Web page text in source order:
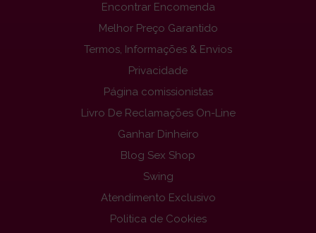
Encontrar Encomenda
Melhor Preço Garantido
Termos, Informações & Envios
Privacidade
Página comissionistas
Livro De Reclamações On-Line
Ganhar Dinheiro
Blog Sex Shop
Swing
Atendimento Exclusivo
Politica de Cookies